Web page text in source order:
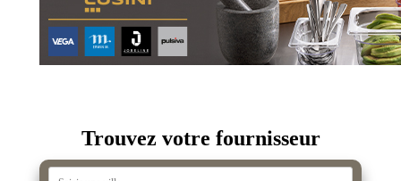
Trouvez votre fournisseur